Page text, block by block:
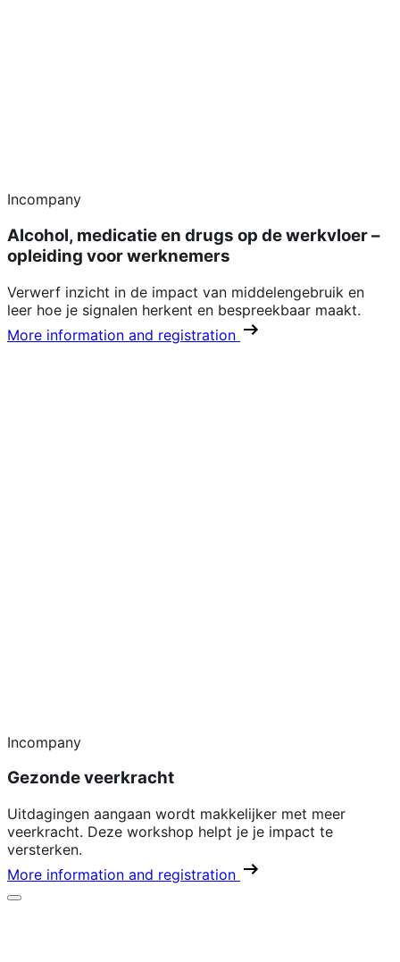
Incompany
Alcohol, medicatie en drugs op de werkvloer –
opleiding voor werknemers
Verwerf inzicht in de impact van middelengebruik en
leer hoe je signalen herkent en bespreekbaar maakt.
More information and registration
Incompany
Gezonde veerkracht
Uitdagingen aangaan wordt makkelijker met meer
veerkracht. Deze workshop helpt je je impact te
versterken.
More information and registration